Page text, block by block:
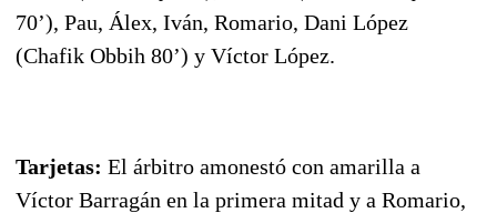
70’), Pau, Álex, Iván, Romario, Dani López
(Chafik Obbih 80’) y Víctor López.
Tarjetas: El árbitro amonestó con amarilla a
Víctor Barragán en la primera mitad y a Romario,